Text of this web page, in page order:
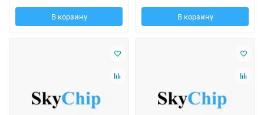
В корзину В корзину